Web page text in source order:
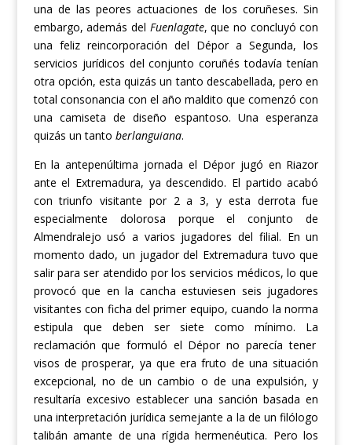
una de las peores actuaciones de los coruñeses.Sin
embargo,además del Fuenlagate, que no concluyó con
una feliz reincorporación del Dépor a Segunda, los
servicios jurídicos del conjunto coruñés todavía tenían
otra opción, esta quizás un tanto descabellada, pero en
total consonancia con el año maldito que comenzó con
una camiseta de diseño espantoso.Una esperanza
quizás un tanto berlanguiana.
En la antepenúltima jornada el Dépor jugó en Riazor
ante el Extremadura, ya descendido. El partido acabó
con triunfo visitante por 2 a 3, y esta derrota fue
especialmente dolorosa porque el conjunto de
Almendralejo usó a varios jugadores del filial. En un
momento dado, un jugador del Extremadura tuvo que
salir para ser atendido por los servicios médicos,lo que
provocó que en la cancha estuviesen seis jugadores
visitantescon ficha del primer equipo, cuando la norma
estipula que deben ser siete como mínimo. La
reclamaciónque formuló el Déporno parecía tener
visos de prosperar, ya que era fruto de una situación
excepcional, no de un cambio o deuna expulsión,y
resultaría excesivo establecer una sanción basada en
una interpretación jurídica semejante a la de un filólogo
talibán amante de una rígidahermenéutica. Pero los